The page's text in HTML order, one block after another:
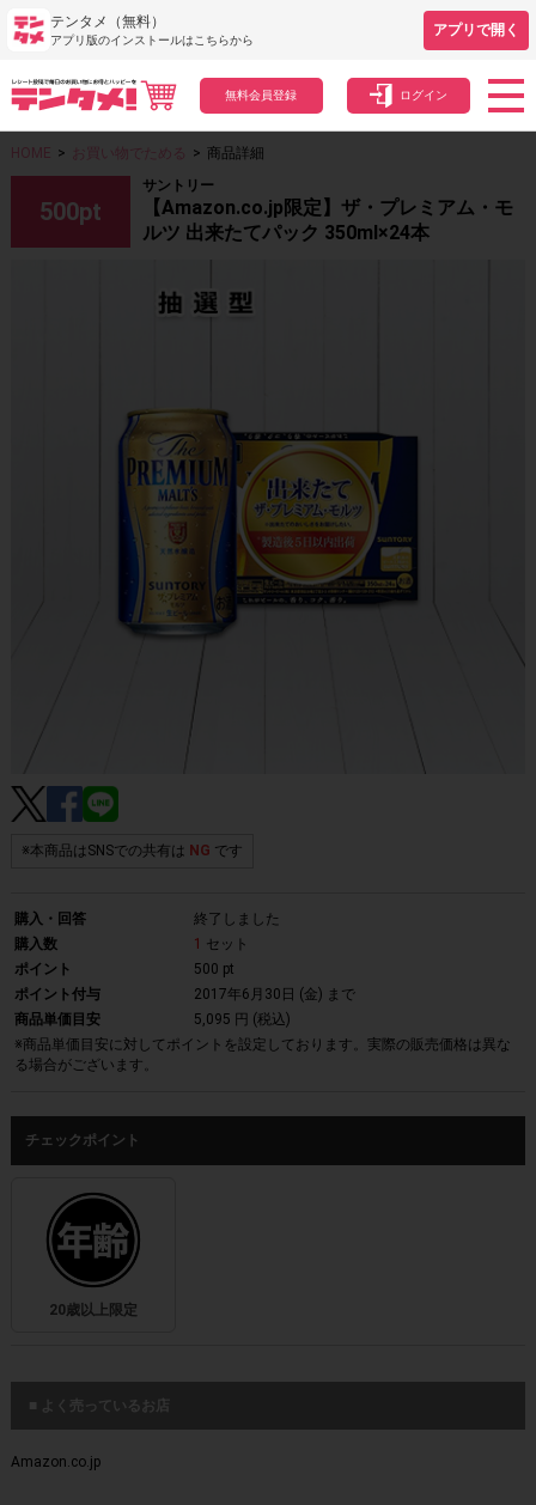
テンタメ（無料）
アプリ版のインストールはこちらから
アプリで開く
無料会員登録 ログイン
HOME > お買い物でためる > 商品詳細
500pt
サントリー
【Amazon.co.jp限定】ザ・プレミアム・モ
ルツ 出来たてパック 350ml×24本
※本商品はSNSでの共有は NG です
購入・回答
終了しました
購入数
1 セット
ポイント
500 pt
ポイント付与
2017年6月30日 (金) まで
商品単価目安
5,095 円 (税込)
※商品単価目安に対してポイントを設定しております。実際の販売価格は異な
る場合がございます。
チェックポイント
20歳以上限定
■ よく売っているお店
Amazon.co.jp